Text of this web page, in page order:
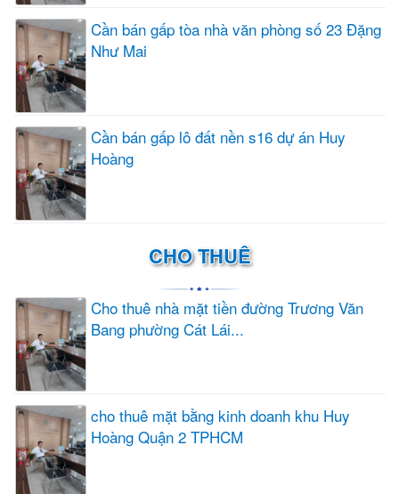
Cần bán gấp tòa nhà văn phòng số 23 Đặng
Như Mai
Cần bán gấp lô đất nền s16 dự án Huy
Hoàng
CHO THUÊ
Cho thuê nhà mặt tiền đường Trương Văn
Bang phường Cát Lái...
cho thuê mặt bằng kinh doanh khu Huy
Hoàng Quận 2 TPHCM